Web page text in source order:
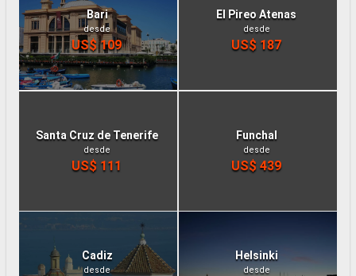
Bari
desde
US$ 109
El Pireo Atenas
desde
US$ 187
Santa Cruz de Tenerife
desde
US$ 111
Funchal
desde
US$ 439
Cadiz
desde
Helsinki
desde